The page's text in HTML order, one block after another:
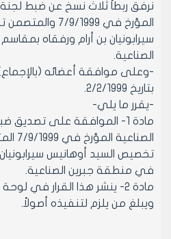
نرفق ربطاً ثلاث نسخ عن ضبط لجنة
المؤرخ في 7/9/
سيرابونيان بن أرام ورفقاه
الصناعية.
-وعلى موافقة أعضائه
بتاريخ 2/2/1999.
-يقرر ما يلي-
مادة 1- الموافقة على تصديق
الصناعية المؤرخ في 7/9/1999 المتضمن:
تخصيص السيد أوهانيس
في منطقة جبرين الصناعية.
مادة 2- ينشر هذا القرار في
ويبلغ من يلزم لتنفيذه أصولاً.